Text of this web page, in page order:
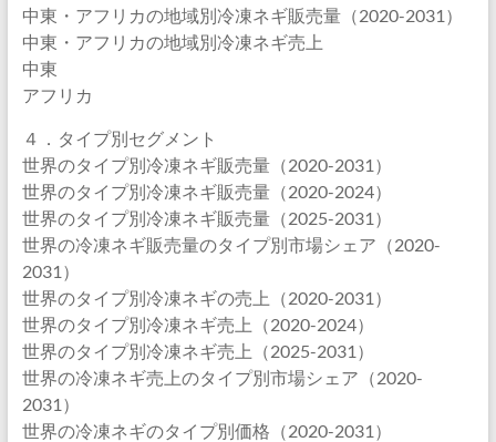
中東・アフリカの地域別冷凍ネギ販売量（2020-2031）
中東・アフリカの地域別冷凍ネギ売上
中東
アフリカ
４．タイプ別セグメント
世界のタイプ別冷凍ネギ販売量（2020-2031）
世界のタイプ別冷凍ネギ販売量（2020-2024）
世界のタイプ別冷凍ネギ販売量（2025-2031）
世界の冷凍ネギ販売量のタイプ別市場シェア（2020-
2031）
世界のタイプ別冷凍ネギの売上（2020-2031）
世界のタイプ別冷凍ネギ売上（2020-2024）
世界のタイプ別冷凍ネギ売上（2025-2031）
世界の冷凍ネギ売上のタイプ別市場シェア（2020-
2031）
世界の冷凍ネギのタイプ別価格（2020-2031）